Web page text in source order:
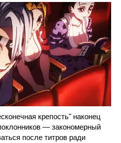
крепость" наконец
— закономерный
после титров ради